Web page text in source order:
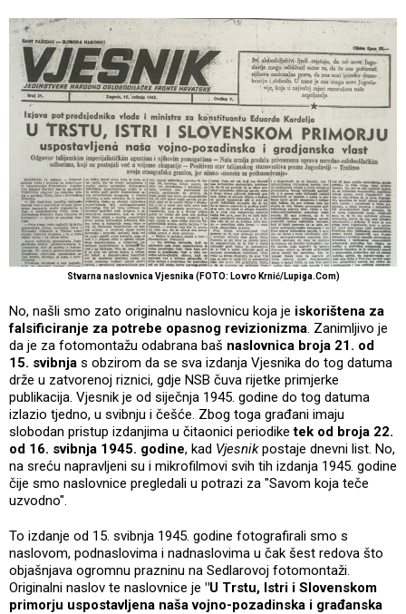
Stvarna naslovnica Vjesnika (FOTO: Lovro Krnić/Lupiga.Com)
No, našli smo zato originalnu naslovnicu koja je iskorištena za
falsificiranje za potrebe opasnog revizionizma. Zanimljivo je
da je za fotomontažu odabrana baš naslovnica broja 21. od
15. svibnja s obzirom da se sva izdanja Vjesnika do tog datuma
drže u zatvorenoj riznici, gdje NSB čuva rijetke primjerke
publikacija. Vjesnik je od siječnja 1945. godine do tog datuma
izlazio tjedno, u svibnju i češće. Zbog toga građani imaju
slobodan pristup izdanjima u čitaonici periodike tek od broja 22.
od 16. svibnja 1945. godine, kad Vjesnikpostaje dnevni list. No,
na sreću napravljeni su i mikrofilmovi svih tih izdanja 1945. godine
čije smo naslovnice pregledali u potrazi za "Savom koja teče
uzvodno".
To izdanje od 15. svibnja 1945. godine fotografirali smo s
naslovom, podnaslovima i nadnaslovima u čak šest redova što
objašnjava ogromnu prazninu na Sedlarovoj fotomontaži.
Originalni naslov te naslovnice je "U Trstu, Istri i Slovenskom
primorju uspostavljena naša vojno-pozadinska i građanska